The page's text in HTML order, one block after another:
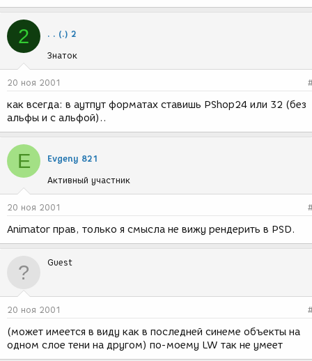
2 . . (.) 2
Знаток
20 ноя 2001
как всегда: в аутпут форматах ставишь PShop24 или 32 (без
альфы и с альфой)..
E Evgeny 821
Активный участник
20 ноя 2001
Animator прав, только я смысла не вижу рендерить в PSD.
Guest
20 ноя 2001
(может имеется в виду как в последней синеме объекты на
одном слое тени на другом) по-моему LW так не умеет